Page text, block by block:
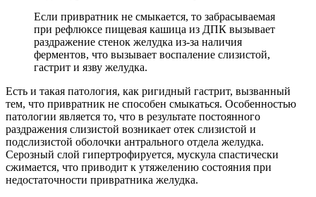
Если привратник не смыкается, то забрасываемая
при рефлюксе пищевая кашица из ДПК вызывает
раздражение стенок желудка из-за наличия
ферментов, что вызывает воспаление слизистой,
гастрит и язву желудка.
Есть и такая патология, как ригидный гастрит, вызванный
тем, что привратник не способен смыкаться. Особенностью
патологии является то, что в результате постоянного
раздражения слизистой возникает отек слизистой и
подслизистой оболочки антрального отдела желудка.
Серозный слой гипертрофируется, мускула спастически
сжимается, что приводит к утяжелению состояния при
недостаточности привратника желудка.